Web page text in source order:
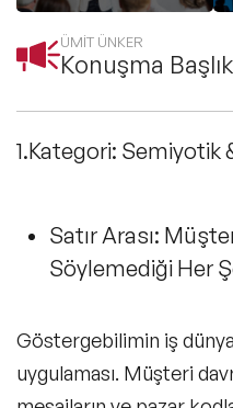
🔥 Motivasyon
🔥 Liderlik
🔥 Ekonomi
🔥 Yapay Zeka
ÜMİT ÜNKER
Konuşma
1.Kategori: Semiyotik
Satır Arası:
Söylemediği Her
Göstergebilimin iş
uygulaması. Müşteri